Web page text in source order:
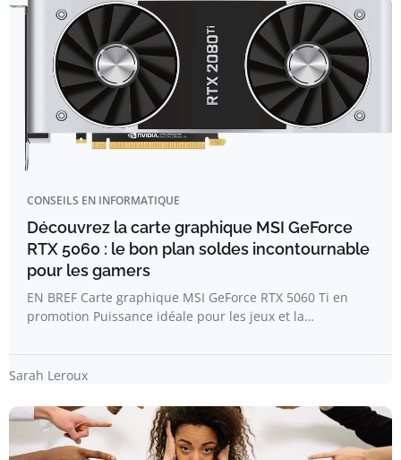
CONSEILS EN INFORMATIQUE
Découvrez la carte graphique MSI GeForce
RTX 5060 : le bon plan soldes incontournable
pour les gamers
EN BREF Carte graphique MSI GeForce RTX 5060 Ti en
promotion Puissance idéale pour les jeux et la…
Sarah Leroux